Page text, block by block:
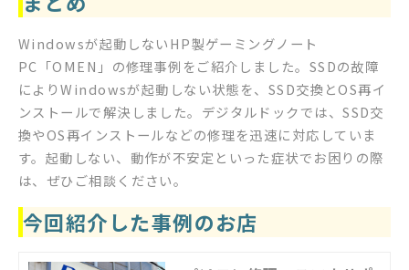
Windowsが起動しないHP製ゲーミングノート
PC「OMEN」の修理事例をご紹介しました。SSDの故障
によりWindowsが起動しない状態を、SSD交換とOS再イ
ンストールで解決しました。デジタルドックでは、SSD交
換やOS再インストールなどの修理を迅速に対応していま
す。起動しない、動作が不安定といった症状でお困りの際
は、ぜひご相談ください。
今回紹介した事例のお店